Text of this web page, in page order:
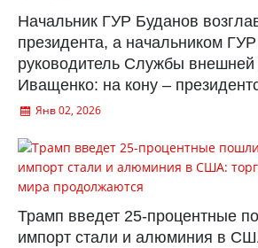
Начальник ГУР Буданов
президента, а начальником
руководитель Службы внешней
Иващенко: на кону –
Янв 02, 2026
Трамп введет 25-процентные
импорт стали и алюминия в